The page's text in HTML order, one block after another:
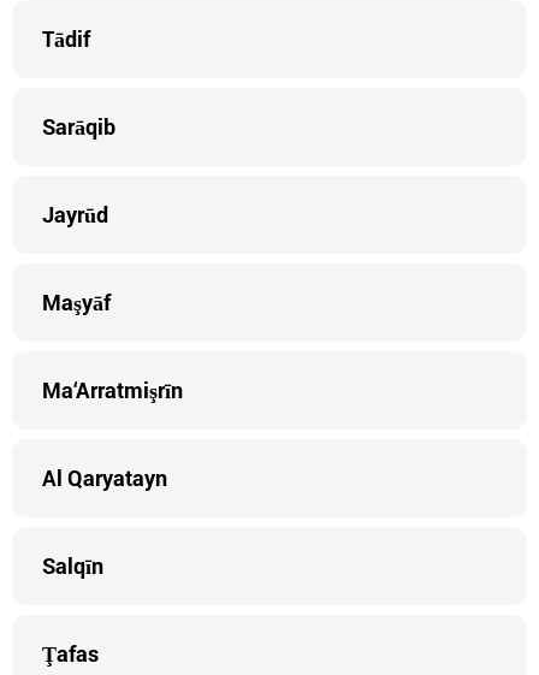
Tādif
Sarāqib
Jayrūd
Maşyāf
Ma‘Arratmişrīn
Al Qaryatayn
Salqīn
Ţafas